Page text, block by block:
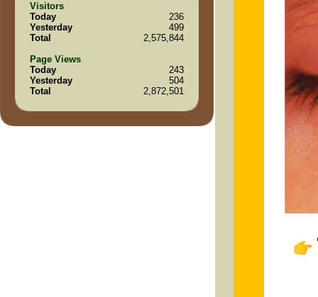
Visitors
Today
236
Yesterday
499
Total
2,575,844
Page Views
Today
243
Yesterday
504
Total
2,872,501